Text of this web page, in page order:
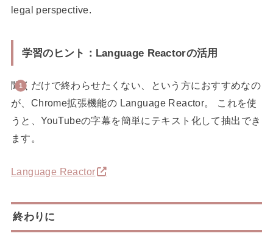
legal perspective.
学習のヒント：Language Reactorの活用
聞くだけで終わらせたくない、という方におすすめなの
が、Chrome拡張機能の Language Reactor。 これを使
うと、YouTubeの字幕を簡単にテキスト化して抽出でき
ます。
Language Reactor
終わりに